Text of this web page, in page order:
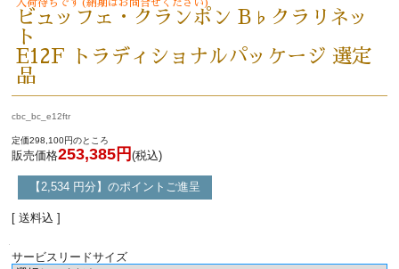
入荷待ちです(納期はお問合せください)
ビュッフェ・クランポン B♭クラリネッ
ト
E12F トラディショナルパッケージ 選定
品
cbc_bc_e12ftr
定価298,100円のところ
販売価格253,385円 (税込)
【2,534 円分】のポイントご進呈
[ 送料込 ]
サービスリードサイズ